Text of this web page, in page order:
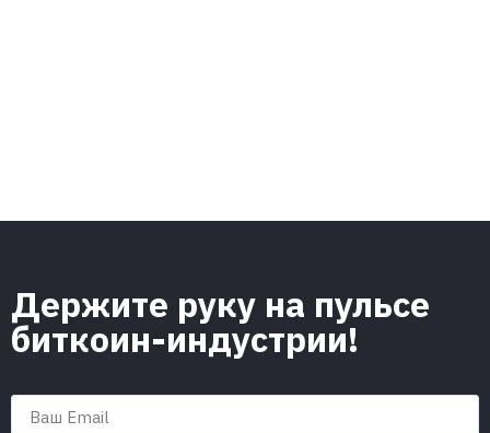
Держите руку на пульсе
биткоин-индустрии!